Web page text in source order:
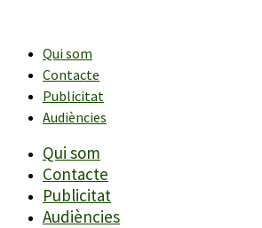
contingutQui som
Contacte
Publicitat
Audiències
Qui som
Contacte
Publicitat
Audiències